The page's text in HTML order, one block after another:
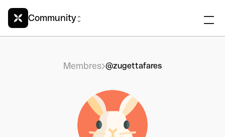
Community
Membres @zugettafares